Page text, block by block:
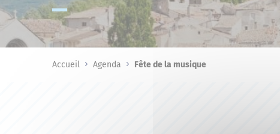
Accueil Agenda Fête de la musique